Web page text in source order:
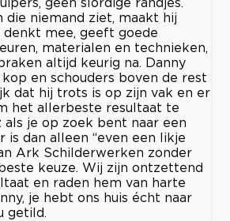
die niemand ziet, maakt hij
mee, geeft goede
materialen en technieken,
altijd keurig na. Danny
en schouders boven de rest
dat hij trots is op zijn vak en er
het allerbeste resultaat te
als je op zoek bent naar een
is dan alleen “even een likje
Ark Schilderwerken zonder
keuze. Wij zijn ontzettend
en raden hem van harte
je hebt ons huis écht naar
getild.